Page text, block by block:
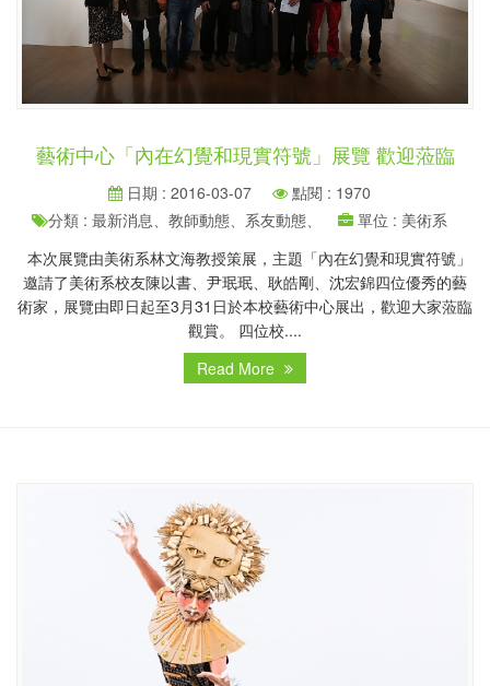
藝術中心「內在幻覺和現實符號」展覽 歡迎蒞臨
日期 : 2016-03-07
點閱 : 1970
分類 : 最新消息、教師動態、系友動態、
單位 : 美術系
本次展覽由美術系林文海教授策展，主題「內在幻覺和現實符號」
邀請了美術系校友陳以書、尹珉珉、耿皓剛、沈宏錦四位優秀的藝
術家，展覽由即日起至3月31日於本校藝術中心展出，歡迎大家蒞臨
觀賞。 四位校....
Read More